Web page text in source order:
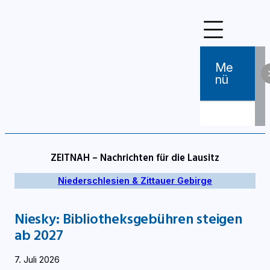
Me
Nü
ZEITNAH – Nachrichten für die Lausitz
Niederschlesien & Zittauer Gebirge
Niesky: Bibliotheksgebühren steigen
ab 2027
7. Juli 2026